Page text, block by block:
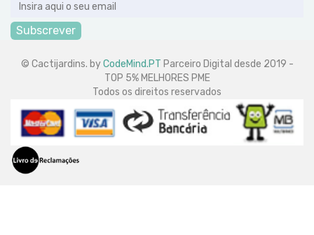
Subscrever
© Cactijardins. byCodeMind.PT Parceiro Digital desde 2019 -
TOP 5% MELHORES PME
Todos os direitos reservados